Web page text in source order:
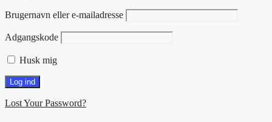
Brugernavn eller e-mailadresse
Adgangskode
Husk mig
Lost Your Password?